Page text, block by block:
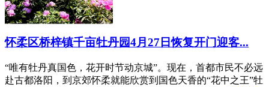
怀柔区桥梓镇千亩牡丹园4月27日恢复开门迎客...
“唯有牡丹真国色，花开时节动京城”。现在，首都市民不必远
赴古都洛阳，到京郊怀柔就能欣赏到国色天香的“花中之王”牡